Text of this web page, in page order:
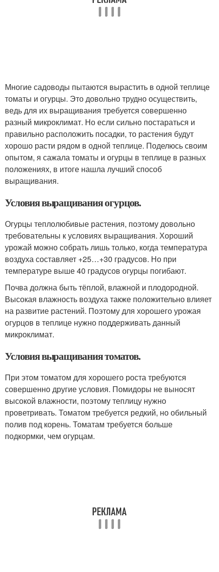
Многие садоводы пытаются вырастить в одной теплице
томаты и огурцы. Это довольно трудно осуществить,
ведь для их выращивания требуется совершенно
разный микроклимат. Но если сильно постараться и
правильно расположить посадки, то растения будут
хорошо расти рядом в одной теплице. Поделюсь своим
опытом, я сажала томаты и огурцы в теплице в разных
положениях, в итоге нашла лучший способ
выращивания.
Условия выращивания огурцов.
Огурцы теплолюбивые растения, поэтому довольно
требовательны к условиях выращивания. Хороший
урожай можно собрать лишь только, когда температура
воздуха составляет +25…+30 градусов. Но при
температуре выше 40 градусов огурцы погибают.
Почва должна быть тёплой, влажной и плодородной.
Высокая влажность воздуха также положительно влияет
на развитие растений. Поэтому для хорошего урожая
огурцов в теплице нужно поддерживать данный
микроклимат.
Условия выращивания томатов.
При этом томатом для хорошего роста требуются
совершенно другие условия. Помидоры не выносят
высокой влажности, поэтому теплицу нужно
проветривать. Томатом требуется редкий, но обильный
полив под корень. Томатам требуется больше
подкормки, чем огурцам.